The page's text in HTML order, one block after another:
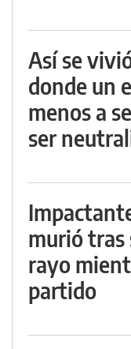
Así se
donde un
menos a
ser
murió tras
rayo
partido